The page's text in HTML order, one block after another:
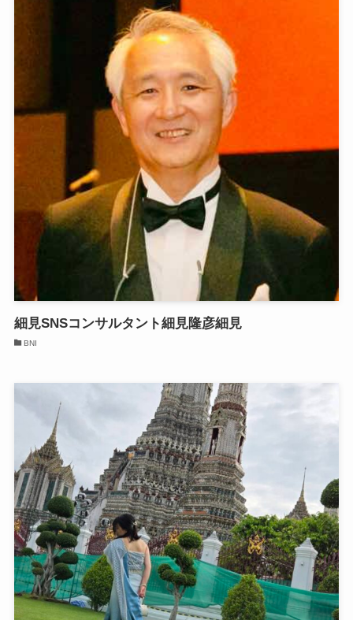
細見SNSコンサルタント細見隆彦細見
BNI